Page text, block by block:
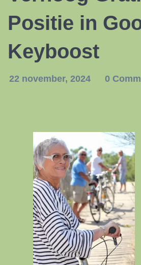
Positie in
Keyboost
22 november, 2024 0